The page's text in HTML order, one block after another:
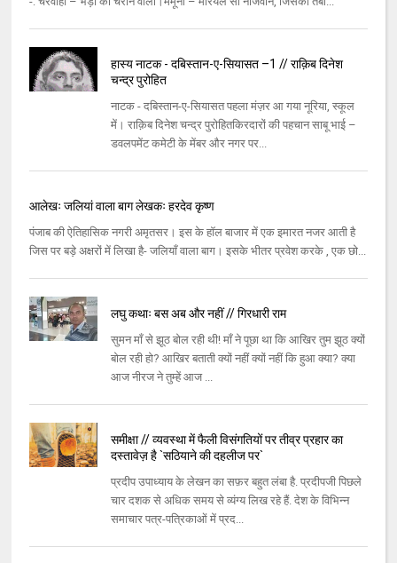
हास्य नाटक - दबिस्तान-ए-सियासत –1 // राक़िब दिनेश
चन्द्र पुरोहित
नाटक - दबिस्तान-ए-सियासत पहला मंज़र आ गया नूरिया, स्कूल
में। राक़िब दिनेश चन्द्र पुरोहितकिरदारों की पहचान साबू भाई –
डवलपमेंट कमेटी के मेंबर और नगर पर...
आलेखः जलियां वाला बाग लेखकः हरदेव कृष्ण
पंजाब की ऐतिहासिक नगरी अमृतसर। इस के हॉल बाजार में एक इमारत नजर आती है
जिस पर बड़े अक्षरों में लिखा है- जलियाँ वाला बाग। इसके भीतर प्रवेश करके , एक छो...
लघु कथाः बस अब और नहीं // गिरधारी राम
सुमन माँ से झूठ बोल रही थी! माँ ने पूछा था कि आखिर तुम झूठ क्यों
बोल रही हो? आखिर बताती क्यों नहीं क्यों नहीं कि हुआ क्या? क्या
आज नीरज ने तुम्हें आज ...
समीक्षा // व्यवस्था में फैली विसंगतियों पर तीव्र प्रहार का
दस्तावेज़ है `सठियाने की दहलीज पर`
प्रदीप उपाध्याय के लेखन का सफ़र बहुत लंबा है. प्रदीपजी पिछले
चार दशक से अधिक समय से व्यंग्य लिख रहे हैं. देश के विभिन्न
समाचार पत्र-पत्रिकाओं में प्रद...